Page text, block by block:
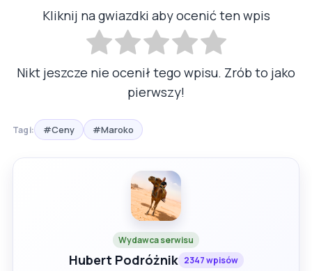
Kliknij na gwiazdki aby ocenić ten wpis
Nikt jeszcze nie ocenił tego wpisu. Zrób to jako
pierwszy!
Tagi: #Ceny #Maroko
Wydawca serwisu
Hubert Podróżnik 2347 wpisów